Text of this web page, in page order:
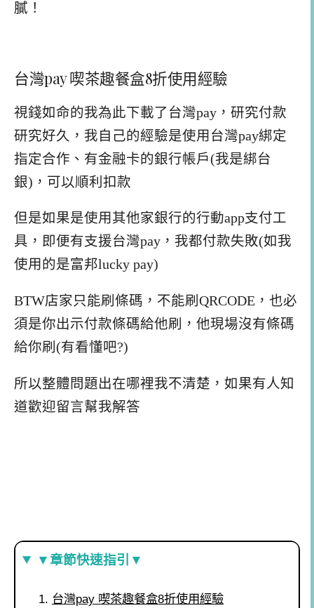
膩！
台灣pay 喫茶趣餐盒8折使用經驗
視錢如命的我為此下載了台灣pay，研究付款
研究好久，我自己的經驗是使用台灣pay綁定
指定合作、有金融卡的銀行帳戶(我是綁台
銀)，可以順利扣款
但是如果是使用其他家銀行的行動app支付工
具，即便有支援台灣pay，我都付款失敗(如我
使用的是富邦lucky pay)
BTW店家只能刷條碼，不能刷QRCODE，也必
須是你出示付款條碼給他刷，他現場沒有條碼
給你刷(有看懂吧?)
所以整體問題出在哪裡我不清楚，如果有人知
道歡迎留言幫我解答
▼章節快速指引▼
台灣pay 喫茶趣餐盒8折使用經驗